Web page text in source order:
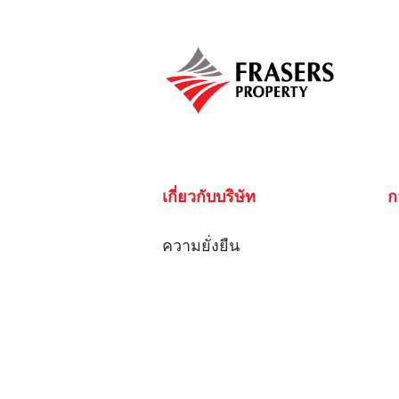
เกี่ยวกับบริษัท
ความยั่งยืน